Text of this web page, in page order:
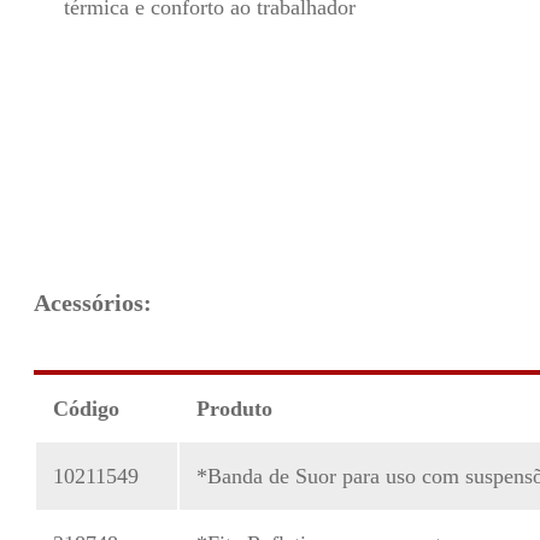
térmica e conforto ao trabalhador
Acessórios:
Código Produto
10211549 *Banda de Suor para uso com